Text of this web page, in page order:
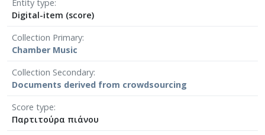
Entity type
Digital-item (score)
Collection Primary
Chamber Μusic
Collection Secondary
Documents derived from crowdsourcing
Score type
Παρτιτούρα πιάνου